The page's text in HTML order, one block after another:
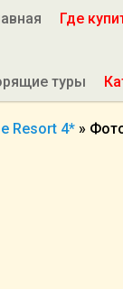
Где
туры
Resort 4* »